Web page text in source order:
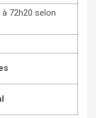
72h20 selon